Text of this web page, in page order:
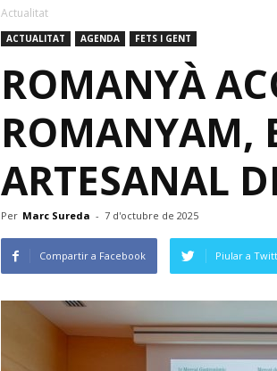
Actualitat
ACTUALITAT AGENDA FETS I GENT
ROMANYÀ
ROMANYAM,
ARTESANAL
Per Marc Sureda - 7 d'octubre de 2025
Compartir a Facebook Piular a